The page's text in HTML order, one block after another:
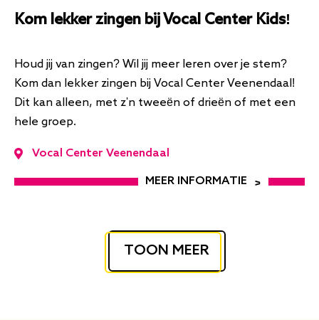
Kom lekker zingen bij Vocal Center Kids!
Houd jij van zingen? Wil jij meer leren over je stem?
Kom dan lekker zingen bij Vocal Center Veenendaal!
Dit kan alleen, met z'n tweeën of drieën of met een
hele groep.
Vocal Center Veenendaal
MEER INFORMATIE
TOON MEER